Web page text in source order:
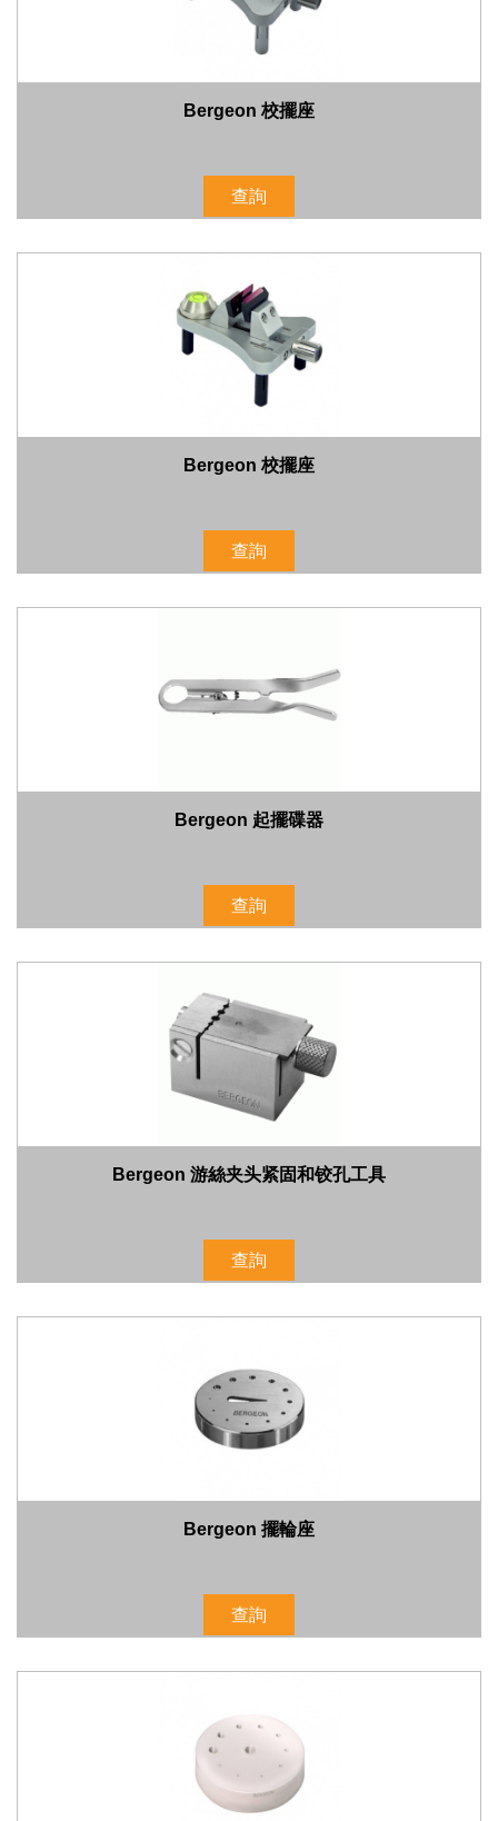
Bergeon 校擺座
查詢
Bergeon 校擺座
查詢
Bergeon 起擺碟器
查詢
Bergeon 游絲夹头紧固和铰孔工具
查詢
Bergeon 擺輪座
查詢